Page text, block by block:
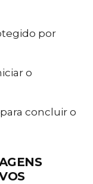
por
o
concluir o